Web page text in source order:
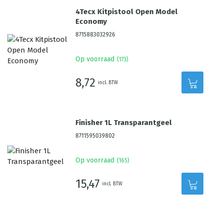
4Tecx Kitpistool Open Model
Economy
8715883032926
Op voorraad (173)
8,72 incl. BTW
Finisher 1L Transparantgeel
8711595039802
Op voorraad (165)
15,47 incl. BTW